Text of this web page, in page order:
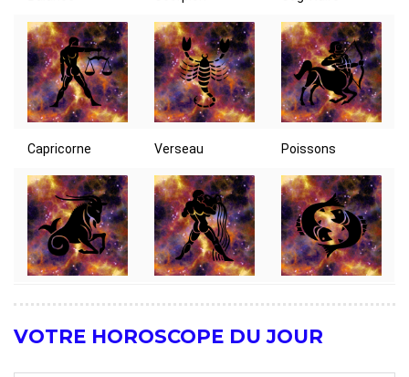
Capricorne Verseau Poissons
VOTRE HOROSCOPE DU JOUR